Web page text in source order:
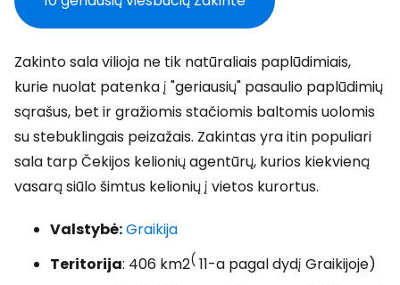
Zakinto sala vilioja ne tik natūraliais paplūdimiais,
kurie nuolat patenka į "geriausių" pasaulio paplūdimių
sąrašus, bet ir gražiomis stačiomis baltomis uolomis
su stebuklingais peizažais. Zakintas yra itin populiari
sala tarp Čekijos kelionių agentūrų, kurios kiekvieną
vasarą siūlo šimtus kelionių į vietos kurortus.
Valstybė:Graikija
Teritorija: 406 km2( 11-a pagal dydį Graikijoje)